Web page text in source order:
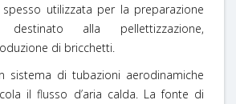
spesso utilizzata per la preparazione
alla pellettizzazione,
di bricchetti.
sistema di tubazioni aerodinamiche
il flusso d’aria calda. La fonte di